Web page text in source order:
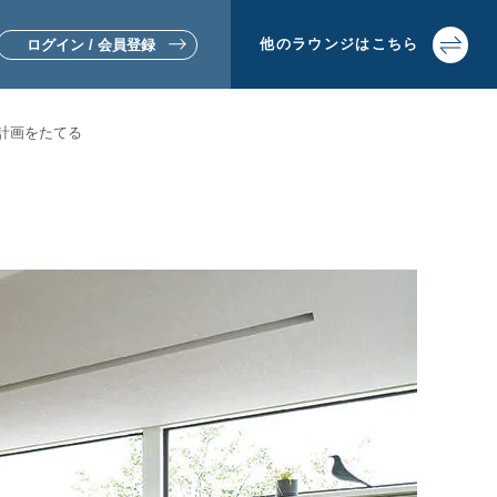
ログイン / 会員登録 他のラウンジは こちら
画をたてる